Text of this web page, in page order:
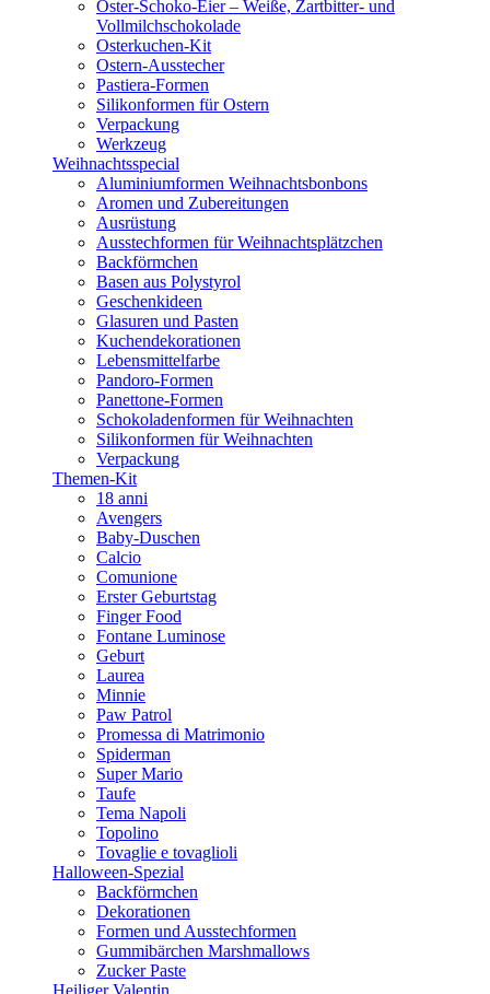
Oster-Schoko-Eier – Weiße, Zartbitter- und
Vollmilchschokolade
Osterkuchen-Kit
Ostern-Ausstecher
Pastiera-Formen
Silikonformen für Ostern
Verpackung
Werkzeug
Weihnachtsspecial
Aluminiumformen Weihnachtsbonbons
Aromen und Zubereitungen
Ausrüstung
Ausstechformen für Weihnachtsplätzchen
Backförmchen
Basen aus Polystyrol
Geschenkideen
Glasuren und Pasten
Kuchendekorationen
Lebensmittelfarbe
Pandoro-Formen
Panettone-Formen
Schokoladenformen für Weihnachten
Silikonformen für Weihnachten
Verpackung
Themen-Kit
18 anni
Avengers
Baby-Duschen
Calcio
Comunione
Erster Geburtstag
Finger Food
Fontane Luminose
Geburt
Laurea
Minnie
Paw Patrol
Promessa di Matrimonio
Spiderman
Super Mario
Taufe
Tema Napoli
Topolino
Tovaglie e tovaglioli
Halloween-Spezial
Backförmchen
Dekorationen
Formen und Ausstechformen
Gummibärchen Marshmallows
Zucker Paste
Heiliger Valentin